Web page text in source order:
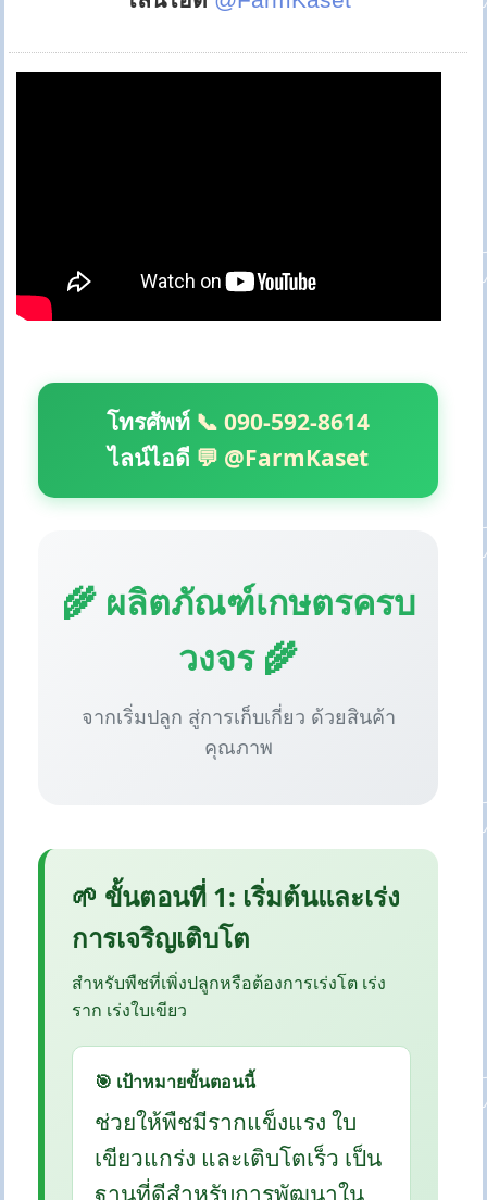
โทรศัพท์ 📞 090-592-8614
ไลน์ไอดี 💬 @FarmKaset
🌾 ผลิตภัณฑ์เกษตรครบ
วงจร 🌾
จากเริ่มปลูก สู่การเก็บเกี่ยว ด้วยสินค้า
คุณภาพ
🌱 ขั้นตอนที่ 1: เริ่มต้นและเร่ง
การเจริญเติบโต
สำหรับพืชที่เพิ่งปลูกหรือต้องการเร่งโต เร่ง
ราก เร่งใบเขียว
🎯 เป้าหมายขั้นตอนนี้
ช่วยให้พืชมีรากแข็งแรง ใบ
เขียวแกร่ง และเติบโตเร็ว เป็น
ฐานที่ดีสำหรับการพัฒนาใน